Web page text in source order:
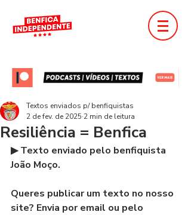
Resiliência = Benfica
Textos enviados p/ benfiquistas
2 de fev. de 2025 2 min de leitura
▶ Texto enviado pelo benfiquista
João Moço.
Queres publicar um texto no nosso
site? Envia por email ou pelo